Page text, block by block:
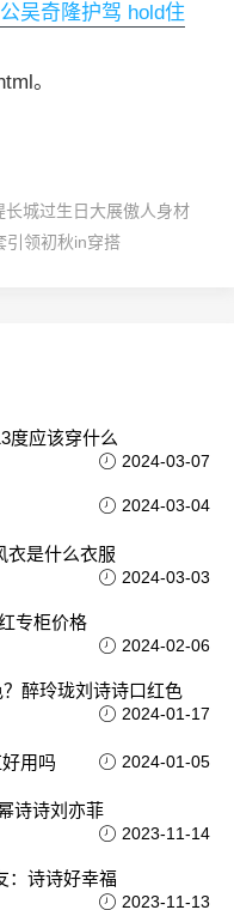
吴奇隆护驾 hold住
。
城过生日大展傲人身材
引领初秋in穿搭
度应该穿什么
2024-03-07
2024-03-04
衣是什么衣服
2024-03-03
专柜价格
2024-02-06
醉玲珑刘诗诗口红色
2024-01-17
用吗 2024-01-05
诗诗刘亦菲
2023-11-14
：诗诗好幸福
2023-11-13